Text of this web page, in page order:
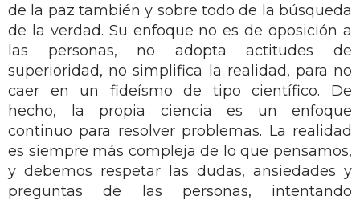
de la paz también y sobre todo de la búsqueda
de la verdad. Su enfoque no es de oposición a
las personas, no adopta actitudes de
superioridad, no simplifica la realidad, para no
caer en un fideísmo de tipo científico. De
hecho, la propia ciencia es un enfoque
continuo para resolver problemas. La realidad
es siempre más compleja de lo que pensamos,
y debemos respetar las dudas, ansiedades y
preguntas de las personas, intentando